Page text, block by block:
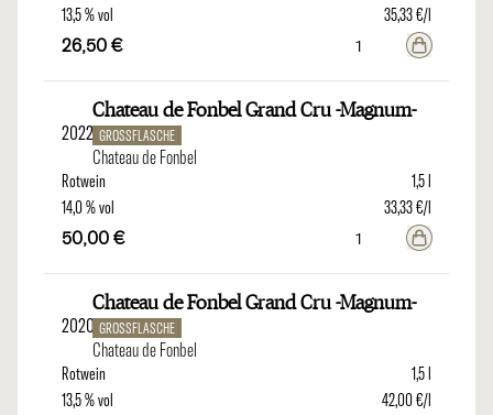
13,5 % vol
35,33 €/l
26,50 €
2022
Chateau de Fonbel Grand Cru -Magnum-
GROSSFLASCHE
Chateau de Fonbel
Rotwein
1,5 l
14,0 % vol
33,33 €/l
50,00 €
2020
Chateau de Fonbel Grand Cru -Magnum-
GROSSFLASCHE
Chateau de Fonbel
Rotwein
1,5 l
13,5 % vol
42,00 €/l